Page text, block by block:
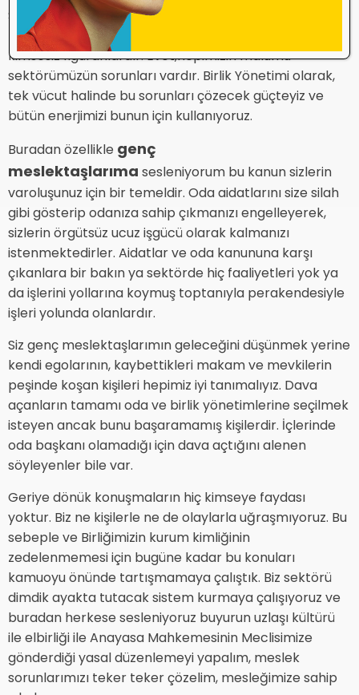
Sonuç olarak sektörde kaos yoktur. Aslında sektörlerin
kaosa girmesinin müsebbipleri karanlık, garabet,
kimsesiz figüranlardır. Evet,hepimizin malumu
sektörümüzün sorunları vardır. Birlik Yönetimi olarak,
tek vücut halinde bu sorunları çözecek güçteyiz ve
bütün enerjimizi bunun için kullanıyoruz.
Buradan özellikle genç
meslektaşlarıma sesleniyorum bu kanun sizlerin
varoluşunuz için bir temeldir. Oda aidatlarını size silah
gibi gösterip odanıza sahip çıkmanızı engelleyerek,
sizlerin örgütsüz ucuz işgücü olarak kalmanızı
istenmektedirler. Aidatlar ve oda kanununa karşı
çıkanlara bir bakın ya sektörde hiç faaliyetleri yok ya
da işlerini yollarına koymuş toptanıyla perakendesiyle
işleri yolunda olanlardır.
Siz genç meslektaşlarımın geleceğini düşünmek yerine
kendi egolarının, kaybettikleri makam ve mevkilerin
peşinde koşan kişileri hepimiz iyi tanımalıyız. Dava
açanların tamamı oda ve birlik yönetimlerine seçilmek
isteyen ancak bunu başaramamış kişilerdir. İçlerinde
oda başkanı olamadığı için dava açtığını alenen
söyleyenler bile var.
Geriye dönük konuşmaların hiç kimseye faydası
yoktur. Biz ne kişilerle ne de olaylarla uğraşmıyoruz. Bu
sebeple ve Birliğimizin kurum kimliğinin
zedelenmemesi için bugüne kadar bu konuları
kamuoyu önünde tartışmamaya çalıştık. Biz sektörü
dimdik ayakta tutacak sistem kurmaya çalışıyoruz ve
buradan herkese sesleniyoruz buyurun uzlaşı kültürü
ile elbirliği ile Anayasa Mahkemesinin Meclisimize
gönderdiği yasal düzenlemeyi yapalım, meslek
sorunlarımızı teker teker çözelim, mesleğimize sahip